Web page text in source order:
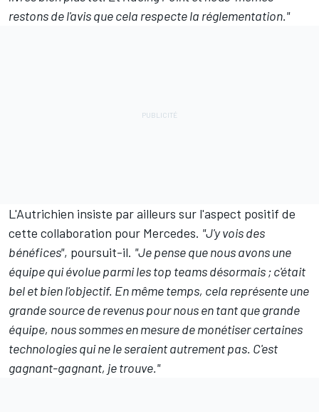
restons de l'avis que cela respecte la réglementation."
L'Autrichien insiste par ailleurs sur l'aspect positif de
cette collaboration pour Mercedes. "J'y vois des
bénéfices", poursuit-il. "Je pense que nous avons une
équipe qui évolue parmi les top teams désormais ; c'était
bel et bien l'objectif. En même temps, cela représente une
grande source de revenus pour nous en tant que grande
équipe, nous sommes en mesure de monétiser certaines
technologies qui ne le seraient autrement pas. C'est
gagnant-gagnant, je trouve."